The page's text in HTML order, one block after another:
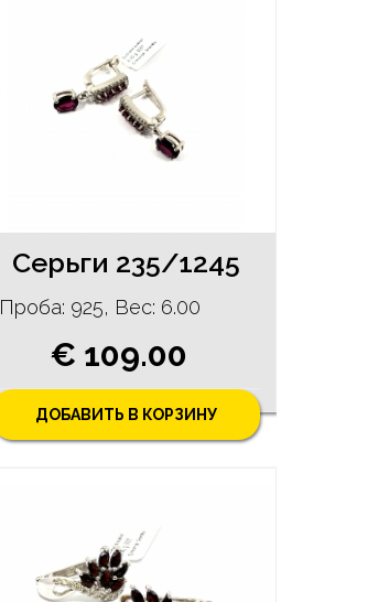
Cерьги 235/1245
Проба: 925, Bес: 6.00
€ 109.00
ДОБАВИТЬ В КОРЗИНУ